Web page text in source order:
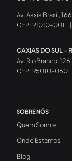
Av. Assis Brasil,
CEP: 91010-001
CAXIAS DO SUL -
Av. Rio Branco,
CEP: 95010-060
SOBRE NÓS
Quem Somos
Onde Estamos
Blog